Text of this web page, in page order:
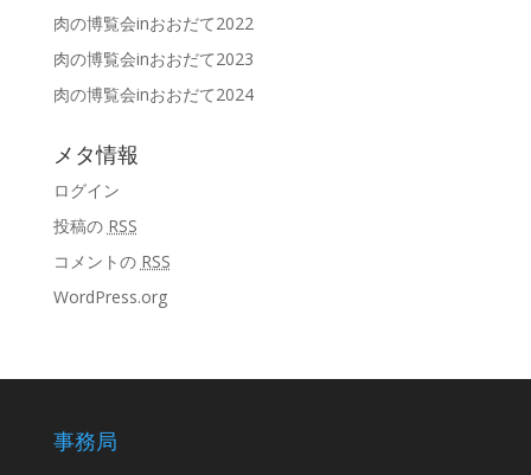
肉の博覧会inおおだて2022
肉の博覧会inおおだて2023
肉の博覧会inおおだて2024
メタ情報
ログイン
投稿の RSS
コメントの RSS
WordPress.org
事務局